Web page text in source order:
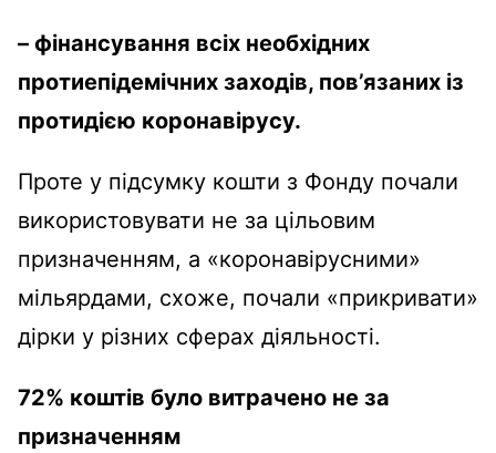
– фінансування всіх необхідних
протиепідемічних заходів, пов’язаних із
протидією коронавірусу.
Проте у підсумку кошти з Фонду почали
використовувати не за цільовим
призначенням, а «коронавірусними»
мільярдами, схоже, почали «прикривати»
дірки у різних сферах діяльності.
72% коштів було витрачено не за
призначенням